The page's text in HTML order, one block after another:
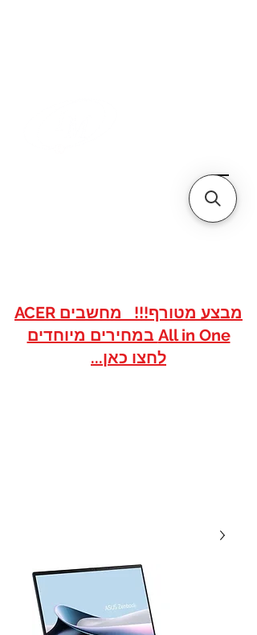
להזמנות/שרות לקוחות
מבצע מטורף!!! מחשבים ACER
All in One במחירים מיוחדים
לחצו כאן...